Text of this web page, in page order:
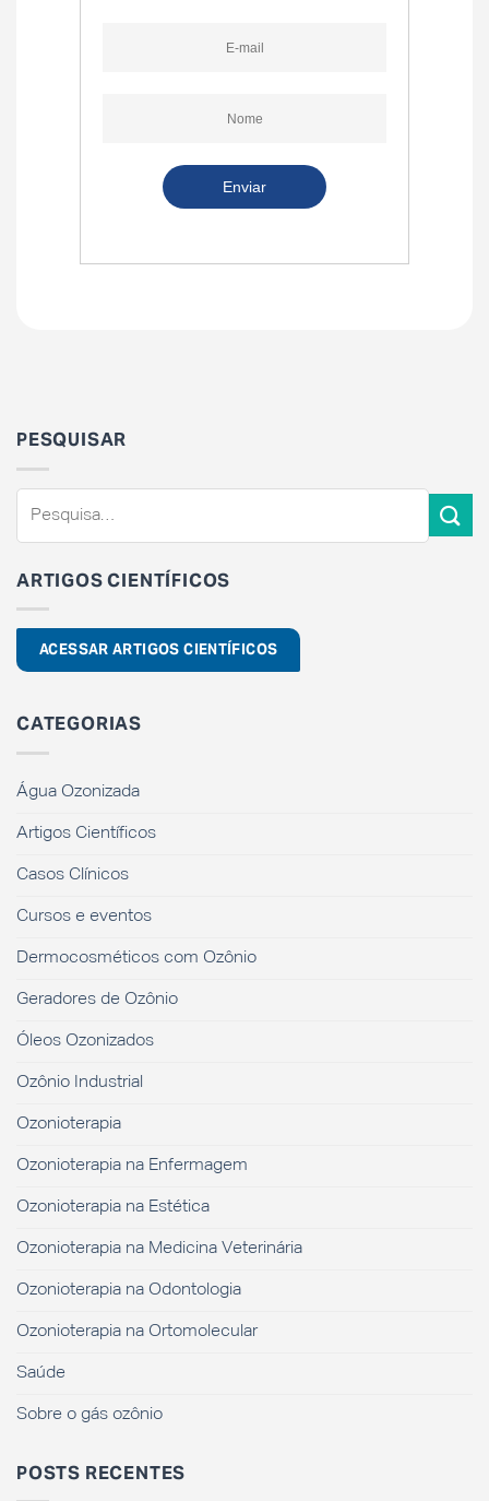
PESQUISAR
ARTIGOS CIENTÍFICOS
ACESSAR ARTIGOS CIENTÍFICOS
CATEGORIAS
Água Ozonizada
Artigos Científicos
Casos Clínicos
Cursos e eventos
Dermocosméticos com Ozônio
Geradores de Ozônio
Óleos Ozonizados
Ozônio Industrial
Ozonioterapia
Ozonioterapia na Enfermagem
Ozonioterapia na Estética
Ozonioterapia na Medicina Veterinária
Ozonioterapia na Odontologia
Ozonioterapia na Ortomolecular
Saúde
Sobre o gás ozônio
POSTS RECENTES